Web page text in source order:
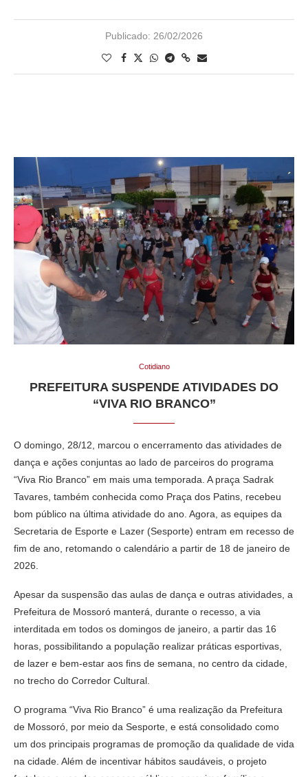
Publicado: 26/02/2026
Cotidiano
PREFEITURA SUSPENDE ATIVIDADES DO
“VIVA RIO BRANCO”
O domingo, 28/12, marcou o encerramento das atividades de
dança e ações conjuntas ao lado de parceiros do programa
“Viva Rio Branco” em mais uma temporada. A praça Sadrak
Tavares, também conhecida como Praça dos Patins, recebeu
bom público na última atividade do ano. Agora, as equipes da
Secretaria de Esporte e Lazer (Sesporte) entram em recesso de
fim de ano, retomando o calendário a partir de 18 de janeiro de
2026.
Apesar da suspensão das aulas de dança e outras atividades, a
Prefeitura de Mossoró manterá, durante o recesso, a via
interditada em todos os domingos de janeiro, a partir das 16
horas, possibilitando a população realizar práticas esportivas,
de lazer e bem-estar aos fins de semana, no centro da cidade,
no trecho do Corredor Cultural.
O programa “Viva Rio Branco” é uma realização da Prefeitura
de Mossoró, por meio da Sesporte, e está consolidado como
um dos principais programas de promoção da qualidade de vida
na cidade. Além de incentivar hábitos saudáveis, o projeto